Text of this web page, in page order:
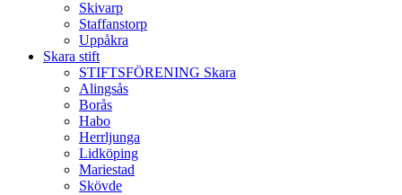
Skivarp
Staffanstorp
Uppåkra
Skara stift
STIFTSFÖRENING Skara
Alingsås
Borås
Habo
Herrljunga
Lidköping
Mariestad
Skövde